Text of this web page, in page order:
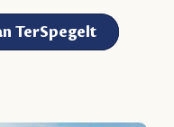
TerSpegelt